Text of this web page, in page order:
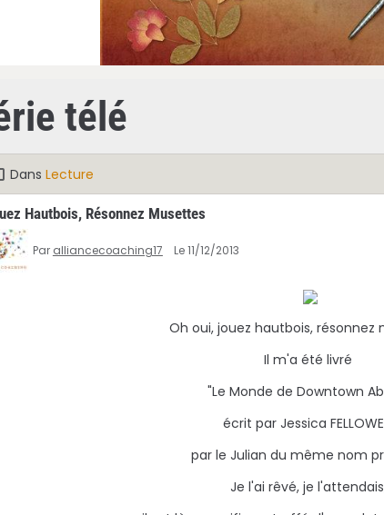
télé
Dans Lecture
Hautbois, Résonnez Musettes
Par alliancecoaching17 Le 11/12/2013
Oh oui, jouez hautbois, résonnez
Il m'a été livré
"Le Monde de Downtown
écrit par Jessica
par le Julian du même nom
Je l'ai rêvé, je